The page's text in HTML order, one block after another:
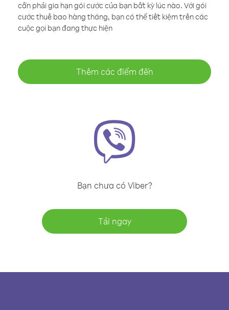
cần phải gia hạn gói cước của bạn bất kỳ lúc nào. Với gói
cước thuê bao hàng tháng, bạn có thể tiết kiệm trên các
cuộc gọi bạn đang thực hiện
Thêm các điểm đến
Bạn chưa có Viber?
Tải ngay